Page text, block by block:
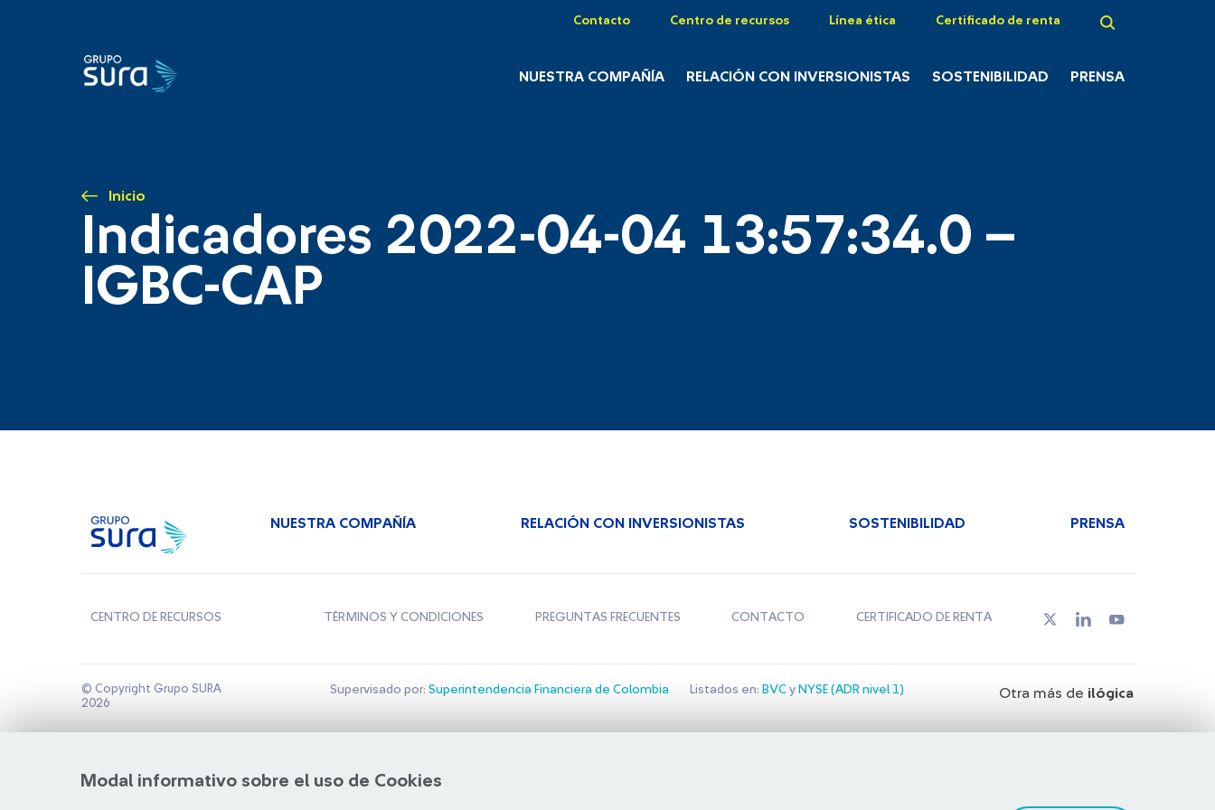
Contacto Centro de recursos Línea ética Certificado de renta
NUESTRA COMPAÑÍA RELACIÓN CON INVERSIONISTAS SOSTENIBILIDAD PRENSA
Inicio
Indicadores 2022-04-04 13:57:34.0 –
IGBC-CAP
Modal informativo sobre el uso de Cookies
NUESTRA COMPAÑÍA RELACIÓN CON INVERSIONISTAS SOSTENIBILIDAD PRENSA
CENTRO DE RECURSOS TÉRMINOS Y CONDICIONES PREGUNTAS FRECUENTES CONTACTO CERTIFICADO DE RENTA
© Copyright Grupo SURA
2026
Supervisado por: Superintendencia Financiera de Colombia Listados en: BVCy NYSE (ADR nivel 1) Otra más de ilógica